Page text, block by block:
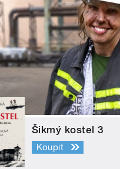
Šikmý kostel 3
Koupit